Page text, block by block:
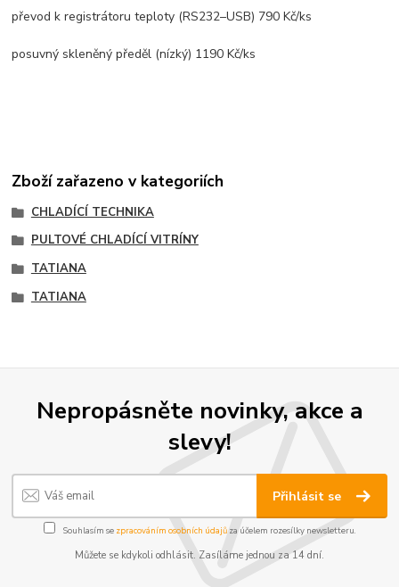
převod k registrátoru teploty (RS232–USB) 790 Kč/ks
posuvný skleněný předěl (nízký) 1190 Kč/ks
Zboží zařazeno v kategoriích
CHLADÍCÍ TECHNIKA
PULTOVÉ CHLADÍCÍ VITRÍNY
TATIANA
TATIANA
Nepropásněte novinky, akce a
slevy!
Přihlásit se
Souhlasím se zpracováním osobních údajůza účelem rozesílky newsletteru.
Můžete se kdykoli odhlásit. Zasíláme jednou za 14 dní.